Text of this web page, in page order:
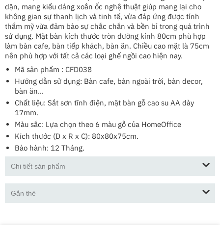
dặn, mang kiểu dáng xoắn ốc nghệ thuật giúp mang lại cho
không gian sự thanh lịch và tinh tế, vừa đáp ứng được tính
thẩm mỹ vừa đảm bảo sự chắc chắn và bền bỉ trong quá trình
sử dụng. Mặt bàn kích thước tròn đường kính 80cm phù hợp
làm bàn cafe, bàn tiếp khách, bàn ăn. Chiều cao mặt là 75cm
nên phù hợp với tất cả các loại ghế ngồi cao hiện nay.
Mã sản phẩm : CFD038
Hướng dẫn sử dụng: Bàn cafe, bàn ngoài trời, bàn decor,
bàn ăn...
Chất liệu: Sắt sơn tĩnh điện, mặt bàn gỗ cao su AA dày
17mm.
Màu sắc: Lựa chọn theo 6 màu gỗ của HomeOffice
Kích thước (D x R x C): 80x80x75cm.
Bảo hành: 12 Tháng.
Chi tiết sản phẩm
Gắn thẻ